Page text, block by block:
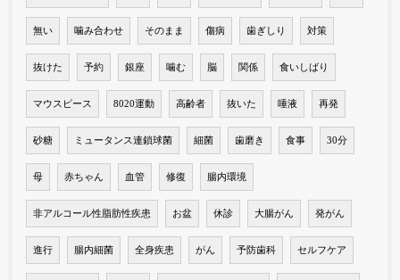
無い 噛み合わせ そのまま 傷病 歯ぎしり 対策
抜けた 予約 銀座 噛む 脳 関係 食いしばり
マウスピース 8020運動 高齢者 抜いた 唾液 再発
砂糖 ミュータンス連鎖球菌 細菌 歯磨き 食事 30分
母 赤ちゃん 血管 修復 腸内環境
非アルコール性脂肪性疾患 お盆 休診 大腸がん 発がん
進行 腸内細菌 全身疾患 がん 予防歯科 セルフケア